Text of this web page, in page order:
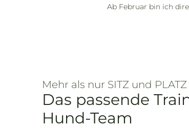
Ab Februar bin ich
Mehr als nur SITZ und PLATZ
Das passende
Hund-Team